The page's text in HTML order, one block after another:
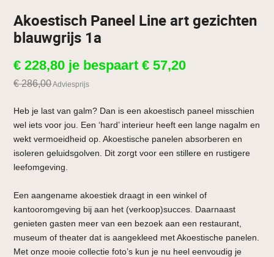
Akoestisch Paneel Line art gezichten
blauwgrijs 1a
€ 228,80 je bespaart€ 57,20
€286,00Adviesprijs
Heb je last van galm? Dan is een akoestisch paneel misschien
wel iets voor jou. Een ‘hard’ interieur heeft een lange nagalm en
wekt vermoeidheid op. Akoestische panelen absorberen en
isoleren geluidsgolven. Dit zorgt voor een stillere en rustigere
leefomgeving.
Een aangename akoestiek draagt in een winkel of
kantooromgeving bij aan het (verkoop)succes. Daarnaast
genieten gasten meer van een bezoek aan een restaurant,
museum of theater dat is aangekleed met Akoestische panelen.
Met onze mooie collectie foto’s kun je nu heel eenvoudig je